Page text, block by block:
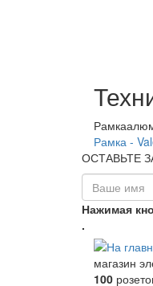
Рамка
Рамка -
ОСТАВЬТЕ
Нажимая
.
магазин
100